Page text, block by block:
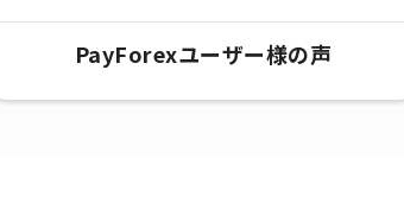
PayForexユーザー様の声​